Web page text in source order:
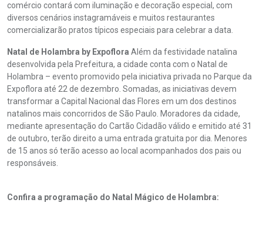
comércio contará com iluminação e decoração especial, com
diversos cenários instagramáveis e muitos restaurantes
comercializarão pratos típicos especiais para celebrar a data.
Natal de Holambra by Expoflora Além da festividade natalina
desenvolvida pela Prefeitura, a cidade conta com o Natal de
Holambra – evento promovido pela iniciativa privada no Parque da
Expoflora até 22 de dezembro. Somadas, as iniciativas devem
transformar a Capital Nacional das Flores em um dos destinos
natalinos mais concorridos de São Paulo. Moradores da cidade,
mediante apresentação do Cartão Cidadão válido e emitido até 31
de outubro, terão direito a uma entrada gratuita por dia. Menores
de 15 anos só terão acesso ao local acompanhados dos pais ou
responsáveis.
Confira a programação do Natal Mágico de Holambra: